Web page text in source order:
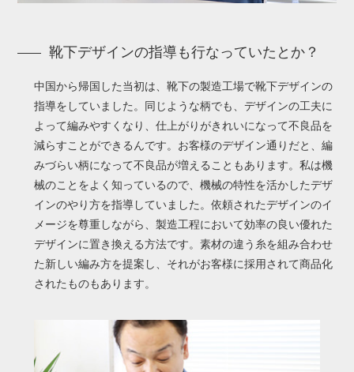
靴下デザインの指導も行なっていたとか？
中国から帰国した当初は、靴下の製造工場で靴下デザインの
指導をしていました。同じような柄でも、デザインの工夫に
よって編みやすくなり、仕上がりがきれいになって不良品を
減らすことができるんです。お客様のデザイン通りだと、編
みづらい柄になって不良品が増えることもあります。私は機
械のことをよく知っているので、機械の特性を活かしたデザ
インのやり方を指導していました。依頼されたデザインのイ
メージを尊重しながら、製造工程において効率の良い優れた
デザインに置き換える方法です。素材の違う糸を組み合わせ
た新しい編み方を提案し、それがお客様に採用されて商品化
されたものもあります。